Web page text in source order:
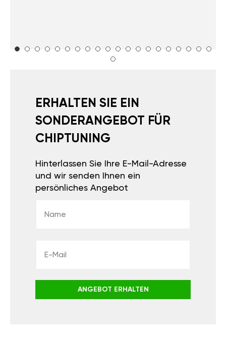
ERHALTEN SIE EIN
SONDERANGEBOT FÜR
CHIPTUNING
Hinterlassen Sie Ihre E-Mail-Adresse
und wir senden Ihnen ein
persönliches Angebot
ANGEBOT ERHALTEN